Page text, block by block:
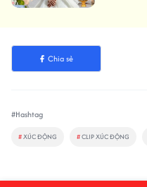
Chia sẻ
#Hashtag
#XÚC ĐỘNG #CLIP XÚC ĐỘNG